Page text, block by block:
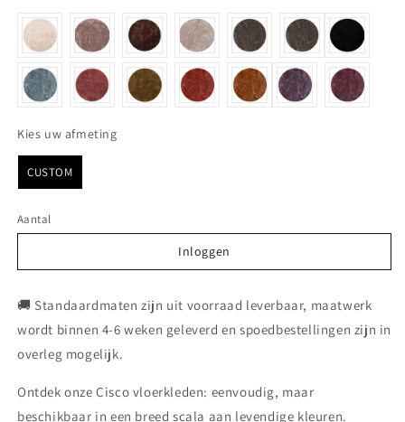
Kies uw afmetingKies uw afmeting
CUSTOM
Aantal
Inloggen
Inloggen
🚚 Standaardmaten zijn uit voorraad leverbaar, maatwerk
wordt binnen 4-6 weken geleverd en spoedbestellingen zijn in
overleg mogelijk.
Ontdek onze Cisco vloerkleden: eenvoudig, maar
beschikbaar in een breed scala aan levendige kleuren.